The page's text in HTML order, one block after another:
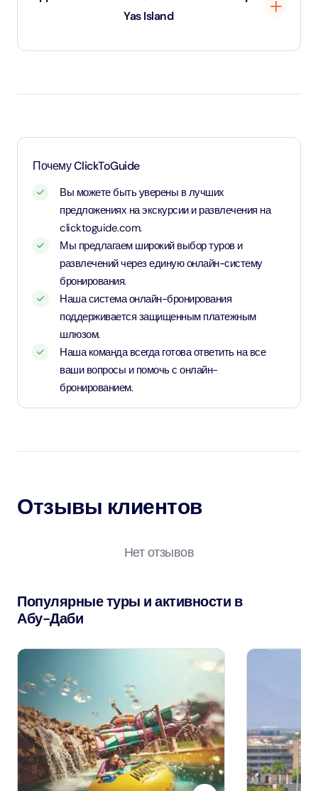
Yas Island
бесплатный.
тариф для взрослых
Почему ClickToGuide
Вы можете быть уверены в лучших
предложениях на экскурсии и развлечения на
clicktoguide.com.
Мы предлагаем широкий выбор туров и
развлечений через единую онлайн-систему
бронирования.
Наша система онлайн-бронирования
поддерживается защищенным платежным
шлюзом.
Наша команда всегда готова ответить на все
ваши вопросы и помочь с онлайн-
бронированием.
Отзывы клиентов
Нет отзывов
Популярные туры и активности в
Абу-Даби